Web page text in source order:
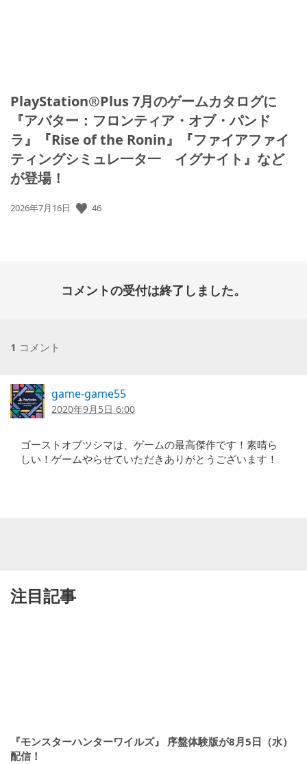
PlayStation®Plus 7月のゲームカタログに
『アバター：フロンティア・オブ・パンド
ラ』『Rise of the Ronin』『ファイアファイ
ティングシミュレ一タ一 イグナイト』など
が登場！
公
2026年7月16日 46
コメントの受付は終了しました。
1 コメント
game-game55
2020年9月5日 6:00
ゴーストオブツシマは、ゲームの最高傑作です！素晴ら
しい！ゲームやらせていただきありがとうございます！
注目記事
『モンスターハンターワイルズ』 序盤体験版が8月5日（水）
配信！